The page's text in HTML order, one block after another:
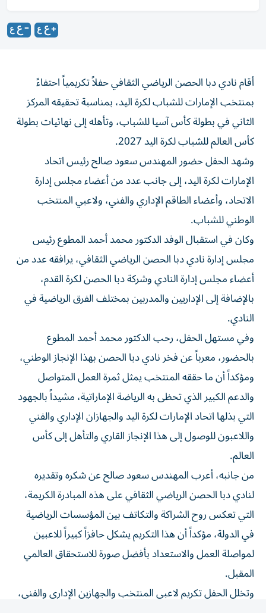
أقام نادي دبا الحصن الرياضي الثقافي حفلاً تكريمياً احتفاءً
بمنتخب الإمارات للشباب لكرة اليد، بمناسبة تحقيقه المركز
الثاني في بطولة كأس آسيا للشباب، وتأهله إلى نهائيات بطولة
كأس العالم للشباب لكرة اليد 2027.
وشهد الحفل حضور المهندس سعود صالح رئيس اتحاد
الإمارات لكرة اليد، إلى جانب عدد من أعضاء مجلس إدارة
الاتحاد، وأعضاء الطاقم الإداري والفني، ولاعبي المنتخب
الوطني للشباب.
وكان في استقبال الوفد الدكتور محمد أحمد المطوع رئيس
مجلس إدارة نادي دبا الحصن الرياضي الثقافي، يرافقه عدد من
أعضاء مجلس إدارة النادي وشركة دبا الحصن لكرة القدم،
بالإضافة إلى الإداريين والمدربين بمختلف الفرق الرياضية في
النادي.
وفي مستهل الحفل، رحب الدكتور محمد أحمد المطوع
بالحضور، معرباً عن فخر نادي دبا الحصن بهذا الإنجاز الوطني،
ومؤكداً أن ما حققه المنتخب يمثل ثمرة العمل المتواصل
والدعم الكبير الذي تحظى به الرياضة الإماراتية، مشيداً بالجهود
التي بذلها اتحاد الإمارات لكرة اليد والجهازان الإداري والفني
واللاعبون للوصول إلى هذا الإنجاز القاري والتأهل إلى كأس
العالم.
من جانبه، أعرب المهندس سعود صالح عن شكره وتقديره
لنادي دبا الحصن الرياضي الثقافي على هذه المبادرة الكريمة،
التي تعكس روح الشراكة والتكاتف بين المؤسسات الرياضية
في الدولة، مؤكداً أن هذا التكريم يشكل حافزاً كبيراً للاعبين
لمواصلة العمل والاستعداد بأفضل صورة للاستحقاق العالمي
المقبل.
وتخلل الحفل تكريم لاعبي المنتخب والجهازين الإداري والفني،
تقديراً لما قدموه من مستويات مميزة خلال البطولة الآسيوية،